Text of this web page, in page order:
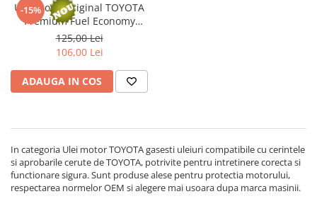
-15%
Ulei motor original TOYOTA
Premium Fuel Economy
3WZ/4WZ 0W30 0888083639 -
1 Litru
125,00 Lei
106,00 Lei
ADAUGA IN COS
In categoria Ulei motor TOYOTA gasesti uleiuri compatibile cu cerintele
si aprobarile cerute de TOYOTA, potrivite pentru intretinere corecta si
functionare sigura. Sunt produse alese pentru protectia motorului,
respectarea normelor OEM si alegere mai usoara dupa marca masinii.